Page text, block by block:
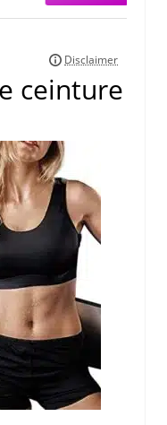
ceinture